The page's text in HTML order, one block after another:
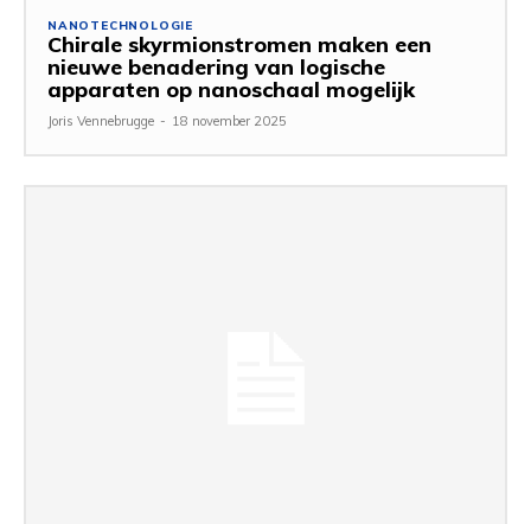
NANOTECHNOLOGIE
Chirale skyrmionstromen maken een
nieuwe benadering van logische
apparaten op nanoschaal mogelijk
Joris Vennebrugge - 18 november 2025